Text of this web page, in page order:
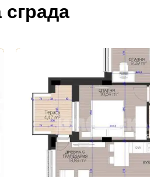
Добре дошъл!